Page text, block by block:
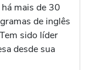
mais de 30
de inglês
sido líder
desde sua